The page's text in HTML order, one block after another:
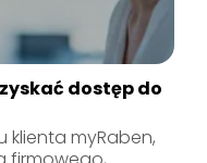
dostęp do
myRaben,